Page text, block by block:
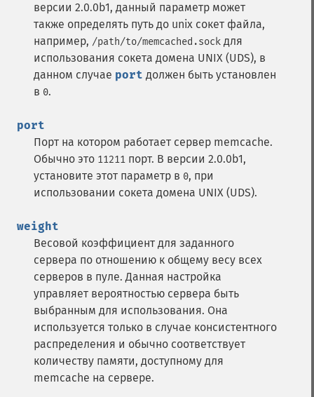
версии 2.0.0b1, данный параметр может
также определять путь до unix сокет файла,
например, /path/to/memcached.sock для
использования сокета домена UNIX (UDS), в
данном случае port должен быть установлен
в 0.
port
Порт на котором работает сервер memcache.
Обычно это 11211 порт. В версии 2.0.0b1,
установите этот параметр в 0, при
использовании сокета домена UNIX (UDS).
weight
Весовой коэффициент для заданного
сервера по отношению к общему весу всех
серверов в пуле. Данная настройка
управляет вероятностью сервера быть
выбранным для использования. Она
используется только в случае консистентного
распределения и обычно соответствует
количеству памяти, доступному для
memcache на сервере.